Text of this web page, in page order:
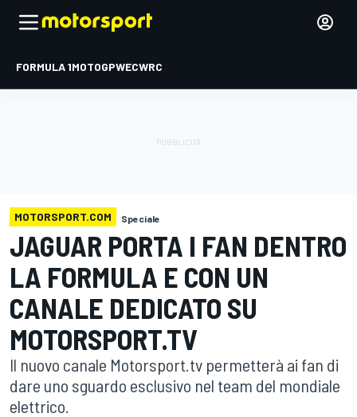
FORMULA 1MOTOGPWECWRC
MOTORSPORT.COM Speciale
JAGUAR PORTA I FAN DENTRO
LA FORMULA E CON UN
CANALE DEDICATO SU
MOTORSPORT.TV
Il nuovo canale Motorsport.tv permetterà ai fan di
dare uno sguardo esclusivo nel team del mondiale
elettrico.